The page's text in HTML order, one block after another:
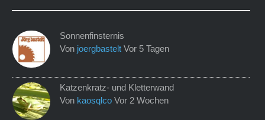
Sonnenfinsternis
Von joergbastelt Vor 5 Tagen
Katzenkratz- und Kletterwand
Von kaosqlco Vor 2 Wochen